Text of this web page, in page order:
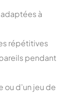
à
répétitives
pendant
ou d’un jeu de